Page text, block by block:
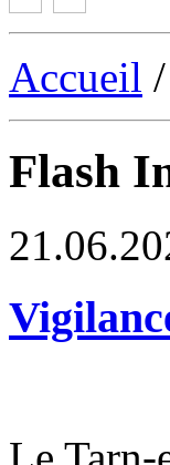
Accueil /
Flash